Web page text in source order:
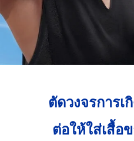
ตัดวงจรการเ
ต่อให้ใส่เสื้อ